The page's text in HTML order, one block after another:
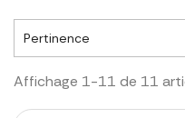
Pertinence
Affichage 1-11 de 11